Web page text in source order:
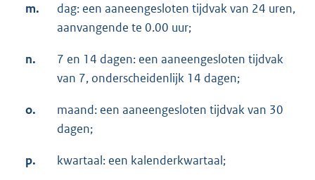
m.
dag: een aaneengesloten tijdvak van 24 uren,
aanvangende te 0.00 uur;
n.
7 en 14 dagen: een aaneengesloten tijdvak
van 7, onderscheidenlijk 14 dagen;
o.
maand: een aaneengesloten tijdvak van 30
dagen;
p. kwartaal: een kalenderkwartaal;